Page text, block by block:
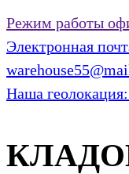
Режим работы
Электронная
Наша геолокация: